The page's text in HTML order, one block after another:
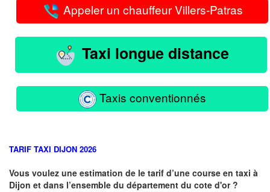
Appeler un chauffeur Villers-Patras
Taxi longue distance
Taxis conventionnés
TARIF TAXI DIJON 2026
Vous voulez une estimation de le tarif d’une course en taxi à
Dijon et dans l’ensemble du département du cote d'or ?